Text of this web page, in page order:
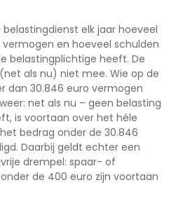
elk jaar hoeveel
en hoeveel schulden
belastingplichtige heeft. De
als nu) niet mee. Wie op de
dan 30.846 euro vermogen
net als nu – geen belasting
is voortaan over het héle
bedrag onder de 30.846
Daarbij geldt echter een
drempel: spaar- of
de 400 euro zijn voortaan